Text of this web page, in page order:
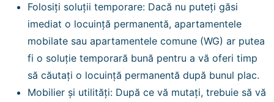
Folosiți soluții temporare: Dacă nu puteți găsi
imediat o locuință permanentă, apartamentele
mobilate sau apartamentele comune (WG) ar putea
fi o soluție temporară bună pentru a vă oferi timp
să căutați o locuință permanentă după bunul plac.
Mobilier și utilități: După ce vă mutați, trebuie să vă